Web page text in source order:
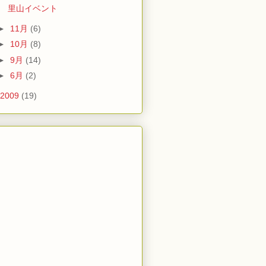
里山イベント
11月 (6)
10月 (8)
9月 (14)
6月 (2)
2009 (19)